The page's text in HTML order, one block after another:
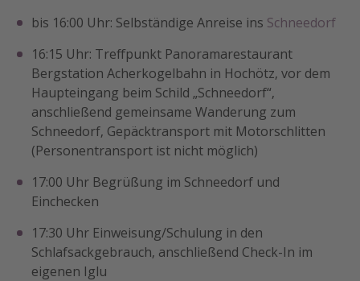
bis 16:00 Uhr: Selbständige Anreise ins Schneedorf
16:15 Uhr: Treffpunkt Panoramarestaurant
Bergstation Acherkogelbahn in Hochötz, vor dem
Haupteingang beim Schild „Schneedorf“,
anschließend gemeinsame Wanderung zum
Schneedorf, Gepäcktransport mit Motorschlitten
(Personentransport ist nicht möglich)
17:00 Uhr Begrüßung im Schneedorf und
Einchecken
17:30 Uhr Einweisung/Schulung in den
Schlafsackgebrauch, anschließend Check-In im
eigenen Iglu